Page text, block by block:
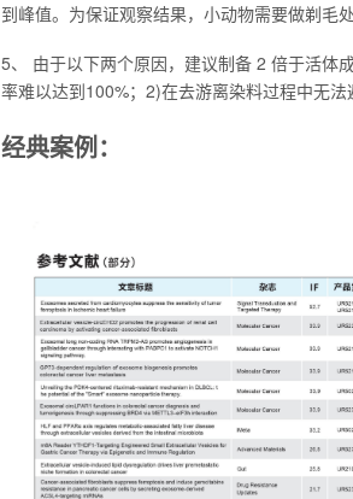
到峰值。为保证观察结果，小动物需要做剃毛处
5、 由于以下两个原因，建议制备 2 倍于活体
率难以达到100%；2)在去游离染料过程中无法
经典案例：